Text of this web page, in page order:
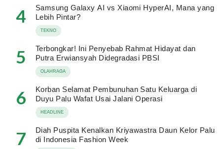
4
Samsung Galaxy AI vs Xiaomi HyperAI, Mana yang
Lebih Pintar?
TEKNO
5
Terbongkar! Ini Penyebab Rahmat Hidayat dan
Putra Erwiansyah Didegradasi PBSI
OLAHRAGA
6
Korban Selamat Pembunuhan Satu Keluarga di
Duyu Palu Wafat Usai Jalani Operasi
HEADLINE
7
Diah Puspita Kenalkan Kriyawastra Daun Kelor Palu
di Indonesia Fashion Week